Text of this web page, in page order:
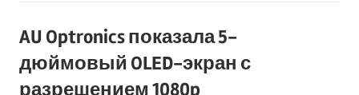
AU Optronics показала 5-
дюймовый OLED-экран с
разрешением 1080p